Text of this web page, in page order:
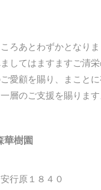
ろあとわずかとなりま
してはますますご清
愛顧を賜り、まこと
層のご支援を賜りま
樹園
行原１８４０